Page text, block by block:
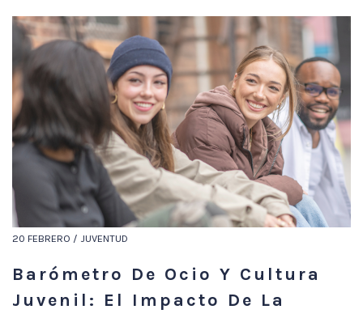
20 FEBRERO / JUVENTUD
Barómetro De Ocio Y Cultura
Juvenil: El Impacto De La